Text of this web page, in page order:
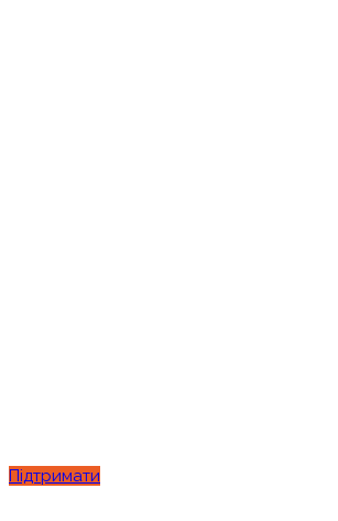
Підтримати